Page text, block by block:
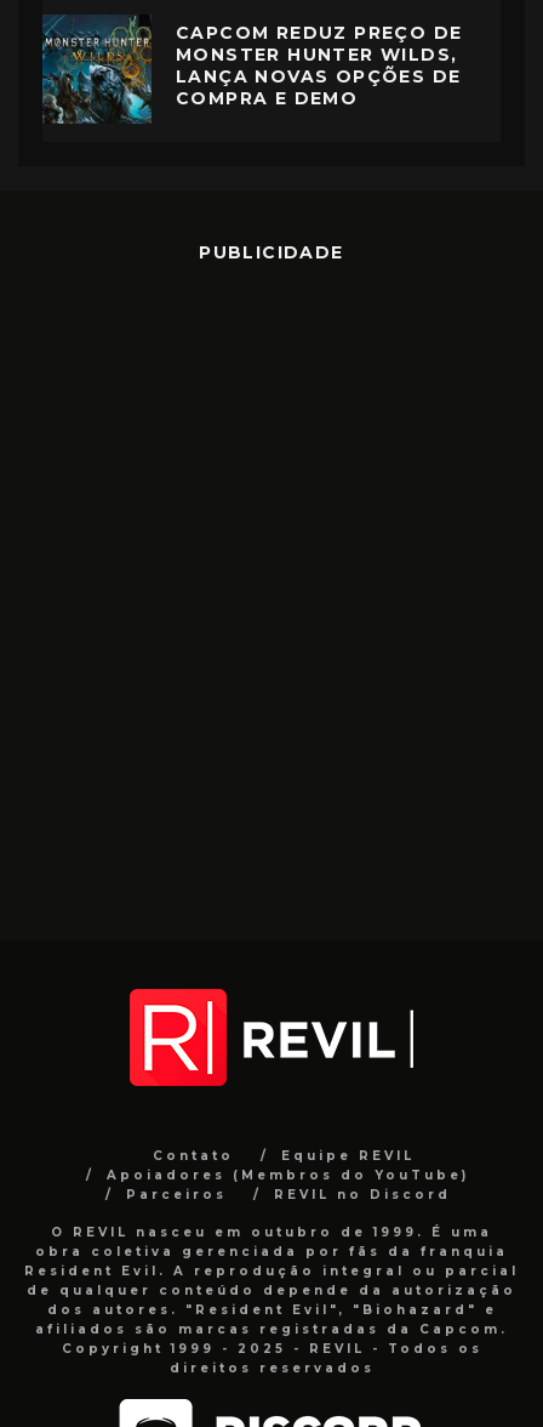
CAPCOM REDUZ PREÇO DE
MONSTER HUNTER WILDS,
LANÇA NOVAS OPÇÕES DE
COMPRA E DEMO
PUBLICIDADE
Contato
Equipe REVIL
Apoiadores (Membros do YouTube)
Parceiros
REVIL no Discord
O REVIL nasceu em outubro de 1999. É uma
obra coletiva gerenciada por fãs da franquia
Resident Evil. A reprodução integral ou parcial
de qualquer conteúdo depende da autorização
dos autores. "Resident Evil", "Biohazard" e
afiliados são marcas registradas da Capcom.
Copyright 1999 - 2025 - REVIL - Todos os
direitos reservados